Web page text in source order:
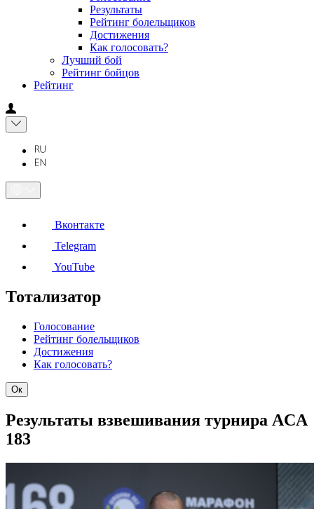
Результаты
Рейтинг болельщиков
Достижения
Как голосовать?
Лучший бой
Рейтинг бойцов
Рейтинг
Вконтакте
Telegram
YouTube
Тотализатор
Голосование
Рейтинг болельщиков
Достижения
Как голосовать?
Ок
Результаты взвешивания турнира ACA
183